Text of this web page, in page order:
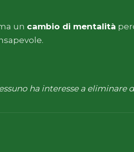
un cambio di mentalità
ha interesse a eliminare